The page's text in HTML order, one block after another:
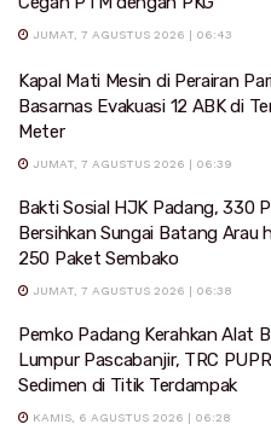
JUMAT, 7 AGUSTUS 2026 | 06:43
Kapal Mati Mesin di Perairan
Basarnas Evakuasi 12 ABK di
Meter
JUMAT, 7 AGUSTUS 2026 | 06:39
Bakti Sosial HJK Padang, 330
Bersihkan Sungai Batang Arau
250 Paket Sembako
JUMAT, 7 AGUSTUS 2026 | 06:38
Pemko Padang Kerahkan Alat
Lumpur Pascabanjir, TRC
Sedimen di Titik Terdampak
KAMIS, 6 AGUSTUS 2026 | 06:28